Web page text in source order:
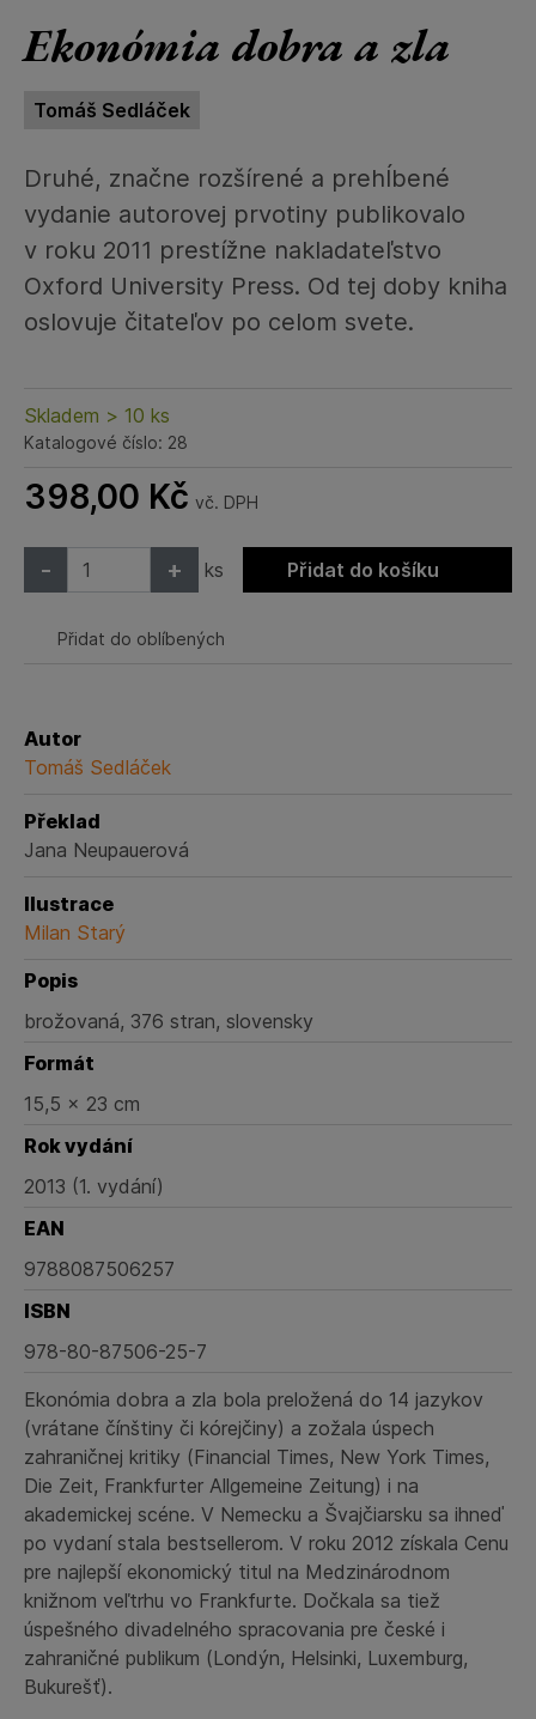
Ekonómia dobra a zla
Tomáš Sedláček
Druhé, značne rozšírené a prehĺbené
vydanie autorovej prvotiny publikovalo
v roku 2011 prestížne nakladateľstvo
Oxford University Press. Od tej doby kniha
oslovuje čitateľov po celom svete.
Skladem > 10 ks
Katalogové číslo: 28
398,00 Kč vč. DPH
- + ks Přidat do košíku
Přidat do oblíbených
Autor
Tomáš Sedláček
Překlad
Jana Neupauerová
Ilustrace
Milan Starý
Popis
brožovaná, 376 stran, slovensky
Formát
15,5 x 23 cm
Rok vydání
2013 (1. vydání)
EAN
9788087506257
ISBN
978-80-87506-25-7
Ekonómia dobra a zla bola preložená do 14 jazykov
(vrátane čínštiny či kórejčiny) a zožala úspech
zahraničnej kritiky (Financial Times, New York Times,
Die Zeit, Frankfurter Allgemeine Zeitung) i na
akademickej scéne. V Nemecku a Švajčiarsku sa ihneď
po vydaní stala bestsellerom. V roku 2012 získala Cenu
pre najlepší ekonomický titul na Medzinárodnom
knižnom veľtrhu vo Frankfurte. Dočkala sa tiež
úspešného divadelného spracovania pre české i
zahraničné publikum (Londýn, Helsinki, Luxemburg,
Bukurešť).